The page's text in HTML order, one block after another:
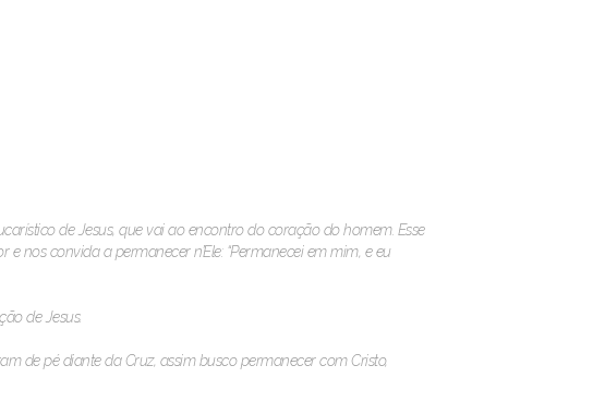
de Jesus, que vai ao encontro do coração do homem. Esse
nos convida a permanecer n’Ele: “Permanecei em mim, e eu
de Jesus.
de pé diante da Cruz, assim busco permanecer com Cristo,